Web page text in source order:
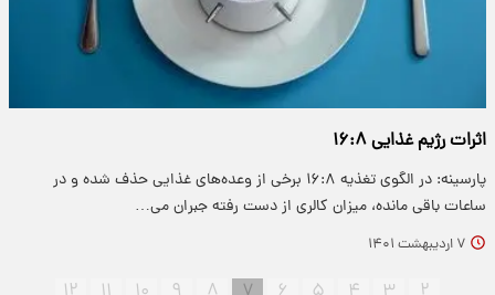
اثرات رژیم غذایی ۱۶:۸
پارسینه: در الگوی تغذیه ۱۶:۸ برخی از وعده‌های غذایی حذف شده و در
ساعات باقی مانده، میزان کالری از دست رفته جبران می…
۷ اردیبهشت ۱۴۰۱